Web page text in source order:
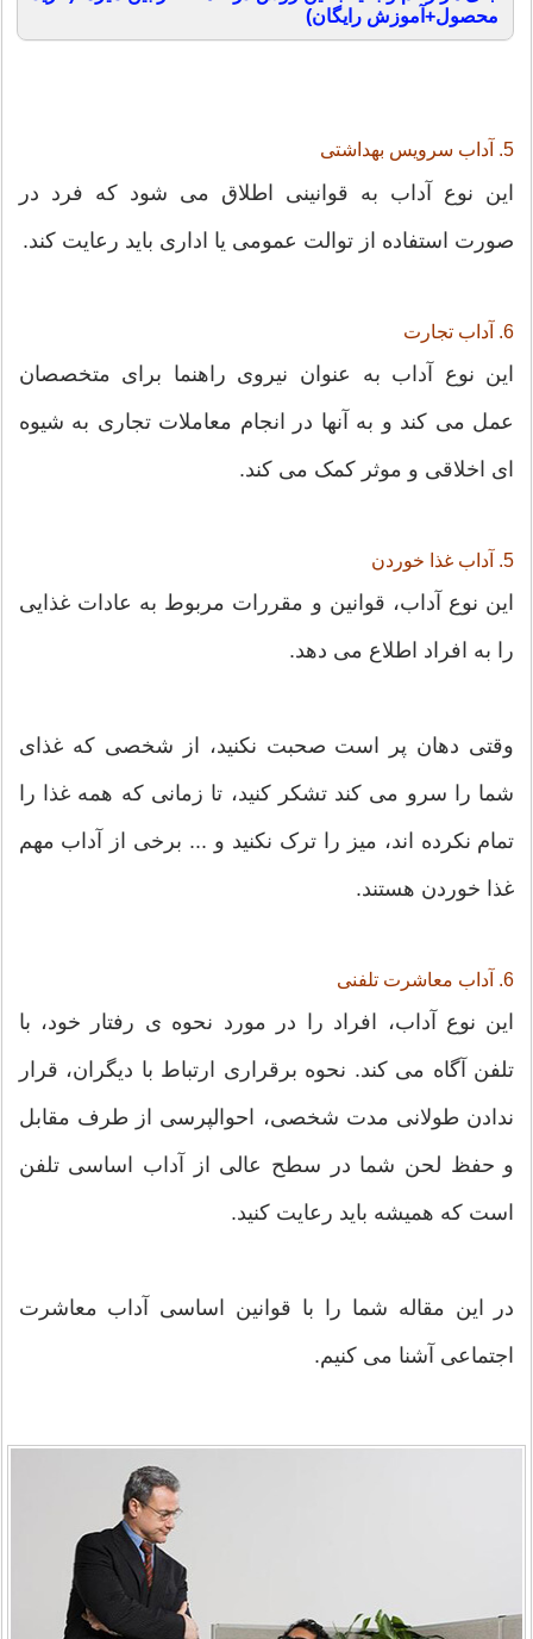
محصول+آموزش رایگان)
5. آداب سرویس بهداشتی
این نوع آداب به قوانینی اطلاق می شود که فرد در
صورت استفاده از توالت عمومی یا اداری باید رعایت کند.
6. آداب تجارت
این نوع آداب به عنوان نیروی راهنما برای متخصصان
عمل می کند و به آنها در انجام معاملات تجاری به شیوه
ای اخلاقی و موثر کمک می کند.
5. آداب غذا خوردن
این نوع آداب، قوانین و مقررات مربوط به عادات غذایی
را به افراد اطلاع می دهد.
وقتی دهان پر است صحبت نکنید، از شخصی که غذای
شما را سرو می کند تشکر کنید، تا زمانی که همه غذا را
تمام نکرده اند، میز را ترک نکنید و ... برخی از آداب مهم
غذا خوردن هستند.
6. آداب معاشرت تلفنی
این نوع آداب، افراد را در مورد نحوه ی رفتار خود، با
تلفن آگاه می کند. نحوه برقراری ارتباط با دیگران، قرار
ندادن طولانی مدت شخصی، احوالپرسی از طرف مقابل
و حفظ لحن شما در سطح عالی از آداب اساسی تلفن
است که همیشه باید رعایت کنید.
در این مقاله شما را با قوانین اساسی آداب معاشرت
اجتماعی آشنا می کنیم.